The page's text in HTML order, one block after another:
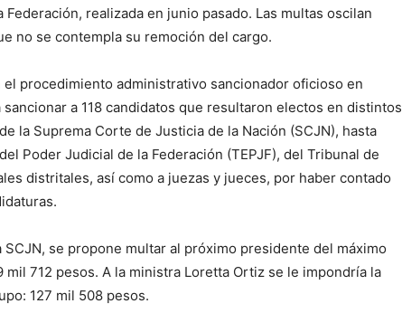
realizada en junio pasado. Las multas oscilan
no se contempla su remoción del cargo.
procedimiento administrativo sancionador oficioso en
a 118 candidatos que resultaron electos en distintos
la Suprema Corte de Justicia de la Nación (SCJN), hasta
Poder Judicial de la Federación (TEPJF), del Tribunal de
distritales, así como a juezas y jueces, por haber contado
se propone multar al próximo presidente del máximo
712 pesos. A la ministra Loretta Ortiz se le impondría la
127 mil 508 pesos.